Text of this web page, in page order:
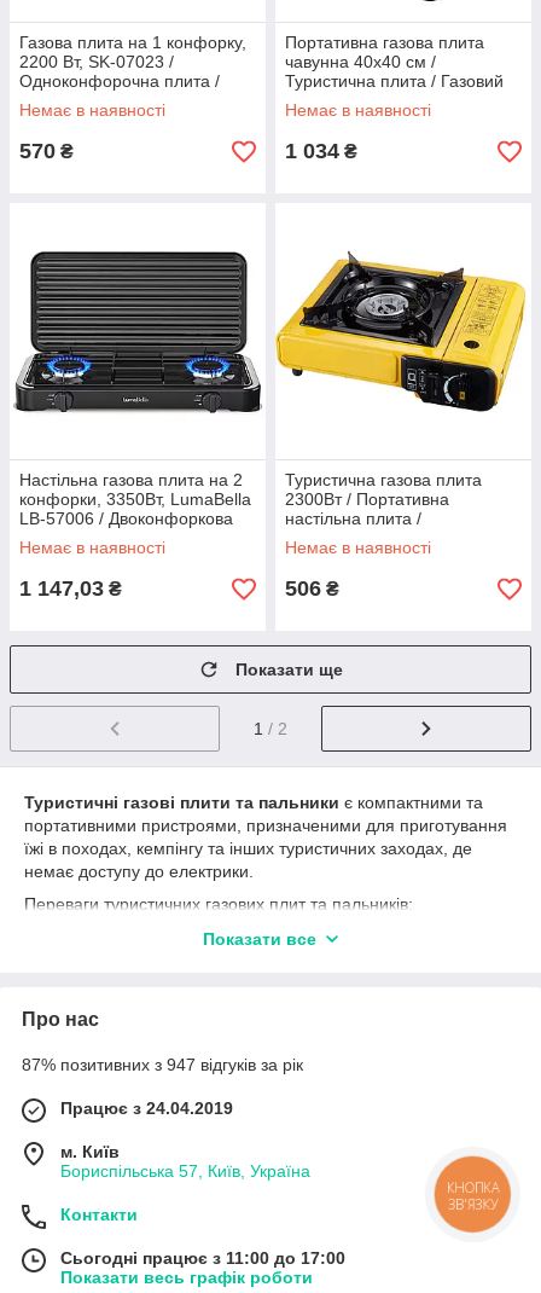
Газова плита на 1 конфорку,
2200 Вт, SK-07023 /
Одноконфорочна плита /
Настільна плита для кемпінгу
Немає в наявності
570 ₴
Портативна газова плита
чавунна 40х40 см /
Туристична плита / Газовий
пальник / Міні плита таганок
Немає в наявності
1 034 ₴
Настільна газова плита на 2
конфорки, 3350Вт, LumaBella
LB-57006 / Двоконфоркова
плита / Таганок
Немає в наявності
1 147,03 ₴
Туристична газова плита
2300Вт / Портативна
настільна плита /
Одноконфорочна плита c
адаптером
Немає в наявності
506 ₴
Показати ще
1 / 2
Туристичні газові плити та пальники є компактними та
портативними пристроями, призначеними для приготування
їжі в походах, кемпінгу та інших туристичних заходах, де
немає доступу до електрики.
Переваги туристичних газових плит та пальників:
: Компактні розміри та легка вага
Висока мобільність
практично в будь-якому місці без необхідності
Швидке та ефективне нагрівання
нагрівання посуду, що дозволяє економити час при
приготуванні їжі на свіжому повітрі.
Регульована потужність
потужності горіння, що дозволяє адаптувати процес
приготування під різні види продуктів та умови.
Показати все
Про нас
87% позитивних з 947 відгуків за рік
Працює з 24.04.2019
м. Київ
Бориспільська 57, Київ, Україна
Контакти
Сьогодні працює з 11:00 до 17:00
Показати весь графік роботи
КНОПКА
ЗВ'ЯЗКУ